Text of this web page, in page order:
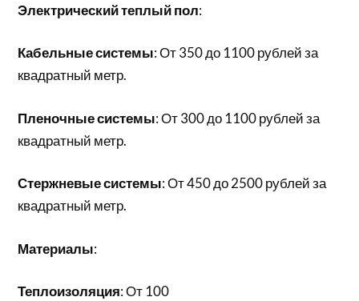
Электрический теплый пол:
Кабельные системы: От 350 до 1100 рублей за
квадратный метр.
Пленочные системы: От 300 до 1100 рублей за
квадратный метр.
Стержневые системы: От 450 до 2500 рублей за
квадратный метр.
Материалы:
Теплоизоляция: От 100